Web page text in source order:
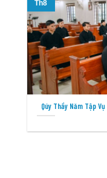
Qúy Thầy Năm Tập
Th8